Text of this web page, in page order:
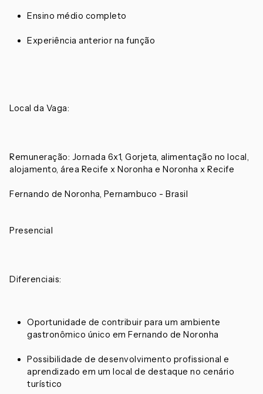
Ensino médio completo
Experiência anterior na função
Local da Vaga:
Remuneração: Jornada 6x1, Gorjeta, alimentação no local,
alojamento, área Recife x Noronha e Noronha x Recife
Fernando de Noronha, Pernambuco - Brasil
Presencial
Diferenciais:
Oportunidade de contribuir para um ambiente
gastronômico único em Fernando de Noronha
Possibilidade de desenvolvimento profissional e
aprendizado em um local de destaque no cenário
turístico